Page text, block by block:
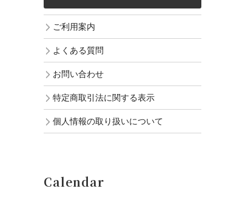
ご利用案内
よくある質問
お問い合わせ
特定商取引法に関する表示
個人情報の取り扱いについて